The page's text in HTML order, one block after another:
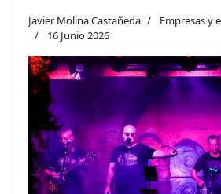
Javier Molina Castañeda
Empresas y
16 Junio 2026